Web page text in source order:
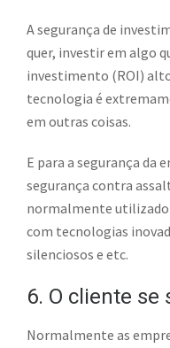
A segurança de
quer, investir em algo
investimento (ROI)
tecnologia é
em outras coisas.
E para a segurança da
segurança contra
normalmente utilizado
com tecnologias
silenciosos e etc.
6. O cliente
Normalmente as